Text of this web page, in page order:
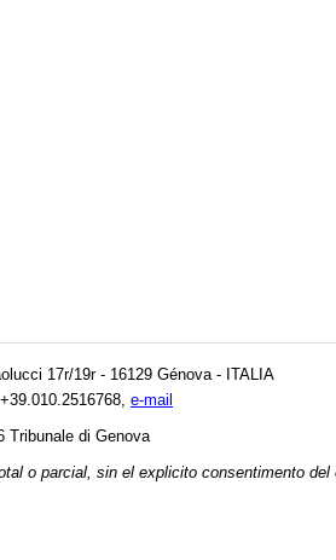
17r/19r - 16129 Génova - ITALIA
e-mail
Tribunale di Genova
o parcial, sin el explicito consentimento del